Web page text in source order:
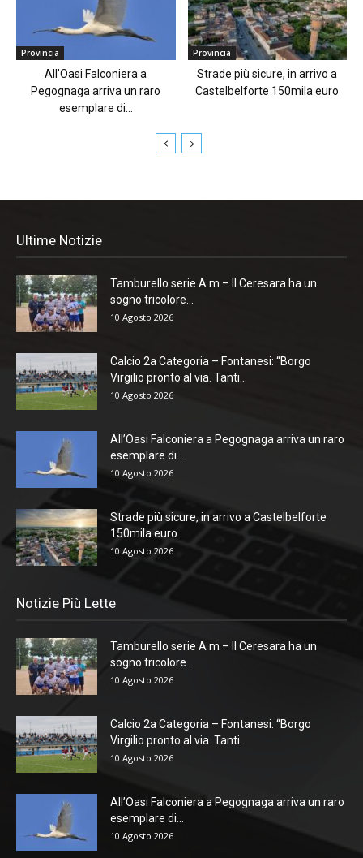
Provincia
All’Oasi Falconiera a
Pegognaga arriva un raro
esemplare di...
Provincia
Strade più sicure, in arrivo a
Castelbelforte 150mila euro
Ultime Notizie
Tamburello serie A m – Il Ceresara ha un
sogno tricolore...
10 Agosto 2026
Calcio 2a Categoria – Fontanesi: “Borgo
Virgilio pronto al via. Tanti...
10 Agosto 2026
All’Oasi Falconiera a Pegognaga arriva un raro
esemplare di...
10 Agosto 2026
Strade più sicure, in arrivo a Castelbelforte
150mila euro
10 Agosto 2026
Notizie Più Lette
Tamburello serie A m – Il Ceresara ha un
sogno tricolore...
10 Agosto 2026
Calcio 2a Categoria – Fontanesi: “Borgo
Virgilio pronto al via. Tanti...
10 Agosto 2026
All’Oasi Falconiera a Pegognaga arriva un raro
esemplare di...
10 Agosto 2026